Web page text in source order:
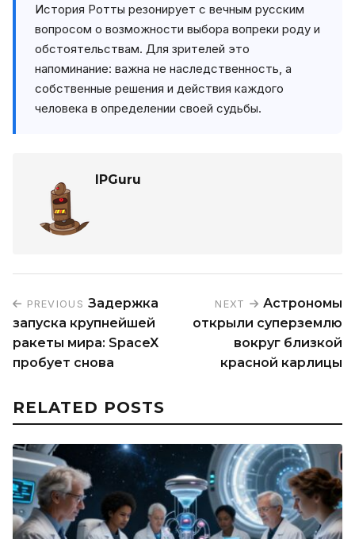
История Ротты резонирует с вечным русским
вопросом о возможности выбора вопреки роду и
обстоятельствам. Для зрителей это
напоминание: важна не наследственность, а
собственные решения и действия каждого
человека в определении своей судьбы.
IPGuru
PREVIOUS Задержка
запуска крупнейшей
ракеты мира: SpaceX
пробует снова
NEXT
Астрономы
открыли суперземлю
вокруг близкой
красной карлицы
RELATED POSTS